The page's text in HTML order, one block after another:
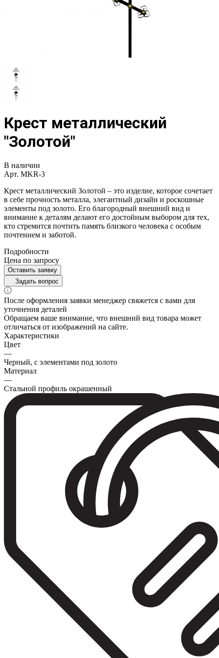
Крест металлический
"Золотой"
В наличии
Арт. MKR-3
Крест металлический Золотой – это изделие, которое сочетает
в себе прочность металла, элегантный дизайн и роскошные
элементы под золото. Его благородный внешний вид и
внимание к деталям делают его достойным выбором для тех,
кто стремится почтить память близкого человека с особым
почтением и заботой.
Подробности
Цена по запросу
Оставить заявку
Задать вопрос
После оформления заявки менеджер свяжется с вами для
уточнения деталей
Обращаем ваше внимание, что внешний вид товара может
отличаться от изображений на сайте.
Характеристики
Цвет
—
Черный, с элементами под золото
Материал
—
Стальной профиль окрашенный